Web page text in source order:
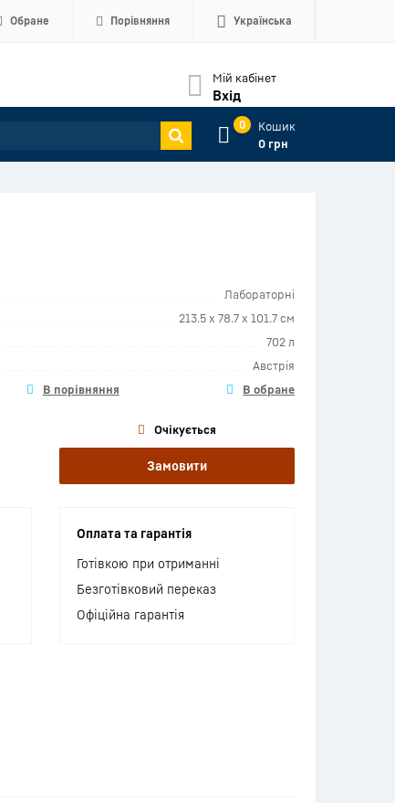
Обране Порівняння Українська
Мій кабінет
Вхід
0
Кошик
0 грн
Лабораторні
213.5 x 78.7 x 101.7 см
702 л
Австрія
Очікується
Замовити
Оплата та гарантія
Готівкою при отриманні
Безготівковий переказ
Офіційна гарантія